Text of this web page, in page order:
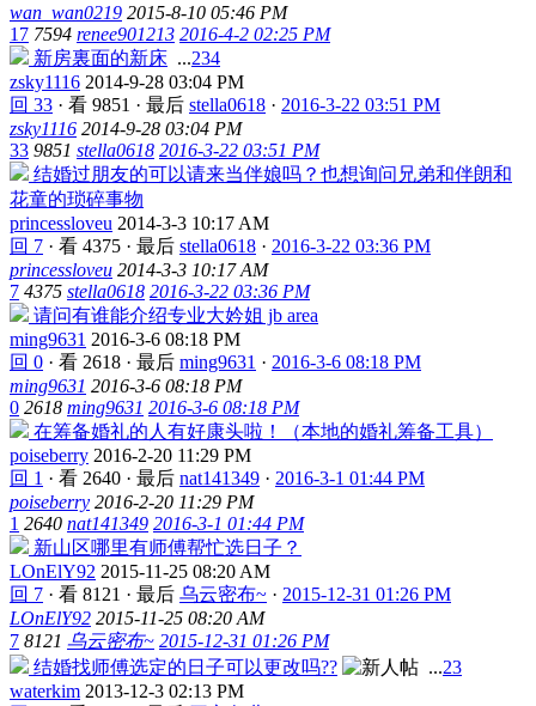
wan_wan0219 2015-8-10 05:46 PM
17 7594 renee901213 2016-4-2 02:25 PM
新房裏面的新床 ...234
zsky1116 2014-9-28 03:04 PM
回 33 · 看 9851 · 最后 stella0618 · 2016-3-22 03:51 PM
zsky1116 2014-9-28 03:04 PM
33 9851 stella0618 2016-3-22 03:51 PM
结婚过朋友的可以请来当伴娘吗？也想询问兄弟和伴朗和
花童的琐碎事物
princessloveu 2014-3-3 10:17 AM
回 7 · 看 4375 · 最后 stella0618 · 2016-3-22 03:36 PM
princessloveu 2014-3-3 10:17 AM
7 4375 stella0618 2016-3-22 03:36 PM
请问有谁能介绍专业大妗姐 jb area
ming9631 2016-3-6 08:18 PM
回 0 · 看 2618 · 最后 ming9631 · 2016-3-6 08:18 PM
ming9631 2016-3-6 08:18 PM
0 2618 ming9631 2016-3-6 08:18 PM
在筹备婚礼的人有好康头啦！（本地的婚礼筹备工具）
poiseberry 2016-2-20 11:29 PM
回 1 · 看 2640 · 最后 nat141349 · 2016-3-1 01:44 PM
poiseberry 2016-2-20 11:29 PM
1 2640 nat141349 2016-3-1 01:44 PM
新山区哪里有师傅帮忙选日子？
LOnElY92 2015-11-25 08:20 AM
回 7 · 看 8121 · 最后 乌云密布~ · 2015-12-31 01:26 PM
LOnElY92 2015-11-25 08:20 AM
7 8121 乌云密布~ 2015-12-31 01:26 PM
结婚找师傅选定的日子可以更改吗??
...23
waterkim 2013-12-3 02:13 PM